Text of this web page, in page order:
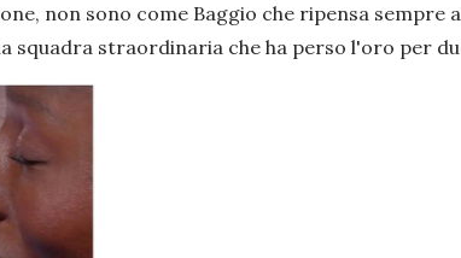
non sono come Baggio che ripensa sempre
squadra straordinaria che ha perso l'oro per